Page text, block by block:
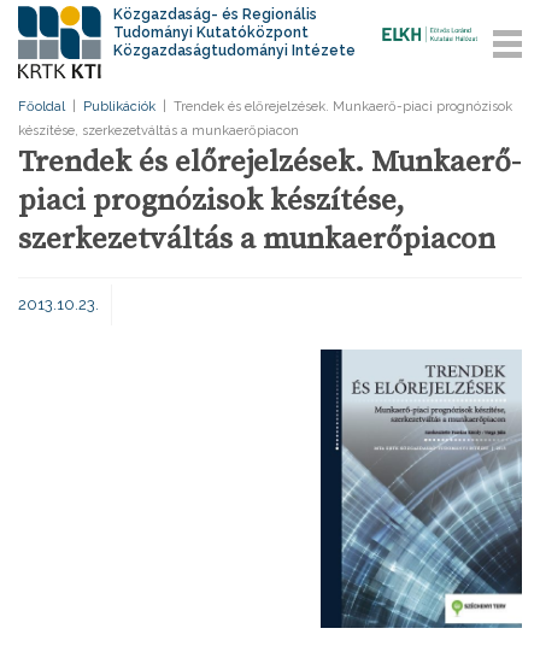
Közgazdaság- és Regionális
Tudományi Kutatóközpont
Közgazdaságtudományi Intézete
Főoldal Publikációk
Trendek és előrejelzések. Munkaerő-piaci prognózisok
készítése, szerkezetváltás a munkaerőpiacon
Trendek és előrejelzések. Munkaerő-
piaci prognózisok készítése,
szerkezetváltás a munkaerőpiacon
2013.10.23.